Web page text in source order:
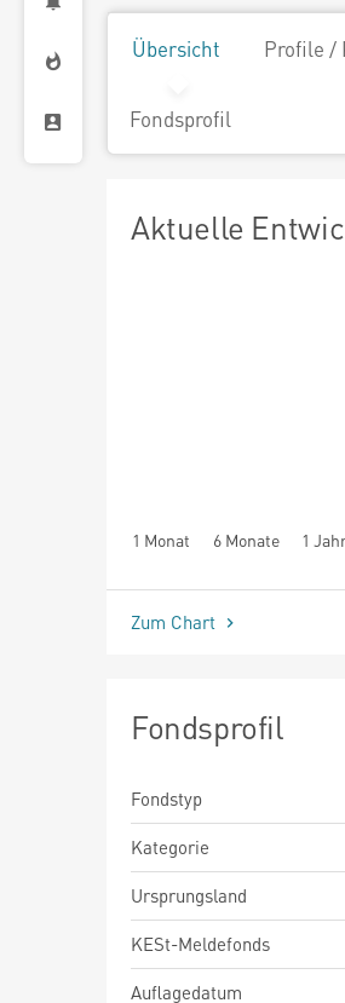
Übersicht Profile /
Fondsprofil
Aktuelle
1 Monat 6 Monate 1
seit Beginn
Zum Chart
Fondsprofil
Fondstyp
Kategorie
Ursprungsland
KESt-Meldefonds
Auflagedatum